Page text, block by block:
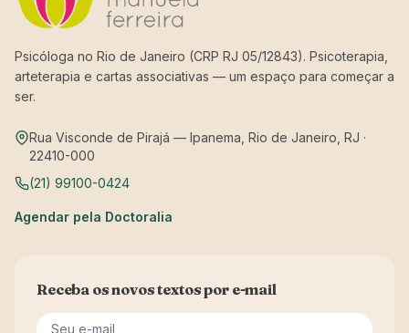
Psicóloga no Rio de Janeiro (CRP RJ 05/12843). Psicoterapia,
arteterapia e cartas associativas — um espaço para começar a
ser.
Rua Visconde de Pirajá — Ipanema, Rio de Janeiro, RJ ·
22410-000
(21) 99100-0424
Agendar pela Doctoralia
Receba os novos textos por e-mail
Seu e-mail